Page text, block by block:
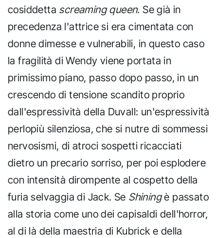
cosiddetta screaming queen. Se già in
precedenza l'attrice si era cimentata con
donne dimesse e vulnerabili, in questo caso
la fragilità di Wendy viene portata in
primissimo piano, passo dopo passo, in un
crescendo di tensione scandito proprio
dall'espressività della Duvall: un'espressività
perlopiù silenziosa, che si nutre di sommessi
nervosismi, di atroci sospetti ricacciati
dietro un precario sorriso, per poi esplodere
con intensità dirompente al cospetto della
furia selvaggia di Jack. Se Shiningè passato
alla storia come uno dei capisaldi dell'horror,
al di là della maestria di Kubrick e della